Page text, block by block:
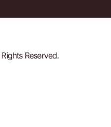
Reserved.